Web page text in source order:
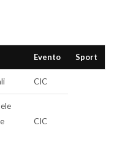
Evento Sport
CIC
CIC